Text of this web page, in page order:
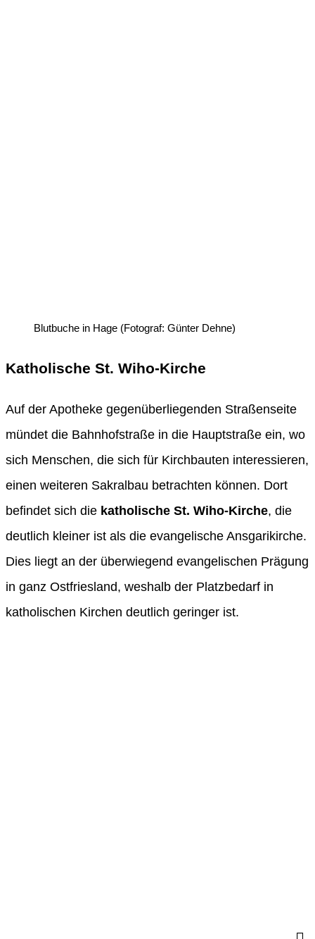
Blutbuche in Hage (Fotograf: Günter Dehne)
Katholische St. Wiho-Kirche
Auf der Apotheke gegenüberliegenden Straßenseite
mündet die Bahnhofstraße in die Hauptstraße ein, wo
sich Menschen, die sich für Kirchbauten interessieren,
einen weiteren Sakralbau betrachten können. Dort
befindet sich die katholische St. Wiho-Kirche, die
deutlich kleiner ist als die evangelische Ansgarikirche.
Dies liegt an der überwiegend evangelischen Prägung
in ganz Ostfriesland, weshalb der Platzbedarf in
katholischen Kirchen deutlich geringer ist.